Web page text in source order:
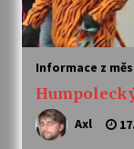
Informace z
Axl